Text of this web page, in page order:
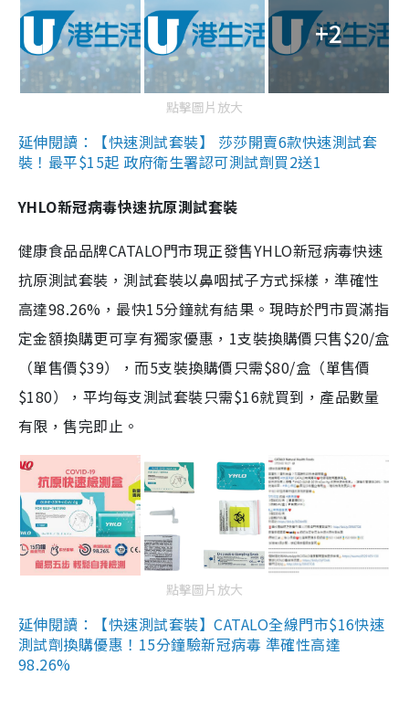
+2
點擊圖片放大
延伸閱讀：【快速測試套裝】 莎莎開賣6款快速測試套
裝！最平$15起 政府衛生署認可測試劑買2送1
YHLO新冠病毒快速抗原測試套裝
健康食品品牌CATALO門市現正發售YHLO新冠病毒快速
抗原測試套裝，測試套裝以鼻咽拭子方式採樣，準確性
高達98.26%，最快15分鐘就有結果。現時於門市買滿指
定金額換購更可享有獨家優惠，1支裝換購價只售$20/盒
（單售價$39），而5支裝換購價只需$80/盒（單售價
$180），平均每支測試套裝只需$16就買到，產品數量
有限，售完即止。
點擊圖片放大
延伸閱讀：【快速測試套裝】CATALO全線門市$16快速
測試劑換購優惠！15分鐘驗新冠病毒 準確性高達
98.26%